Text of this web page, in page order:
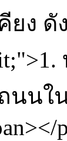
ง ดัง
นนใ